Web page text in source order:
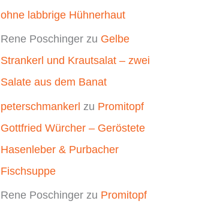
ohne labbrige Hühnerhaut
Rene Poschinger zu Gelbe
Strankerl und Krautsalat – zwei
Salate aus dem Banat
peterschmankerl zu Promitopf
Gottfried Würcher – Geröstete
Hasenleber & Purbacher
Fischsuppe
Rene Poschinger zu Promitopf